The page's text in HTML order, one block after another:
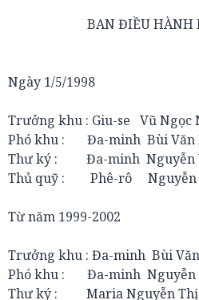
BAN ĐIỀU HÀNH
Ngày 1/5/1998
Trưởng khu : Giu-se Vũ Ngọc
Phó khu : Đa-minh Bùi Văn
Thư ký : Đa-minh Nguyễn
Thủ quỹ : Phê-rô Nguyễn
Từ năm 1999-2002
Trưởng khu : Đa-minh Bùi
Phó khu : Đa-minh Nguyễn
Thư ký : Maria Nguyễn Thị